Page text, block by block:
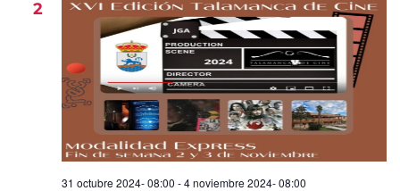
Eventos
2
31 octubre 2024- 08:00 -4 noviembre 2024- 08:00